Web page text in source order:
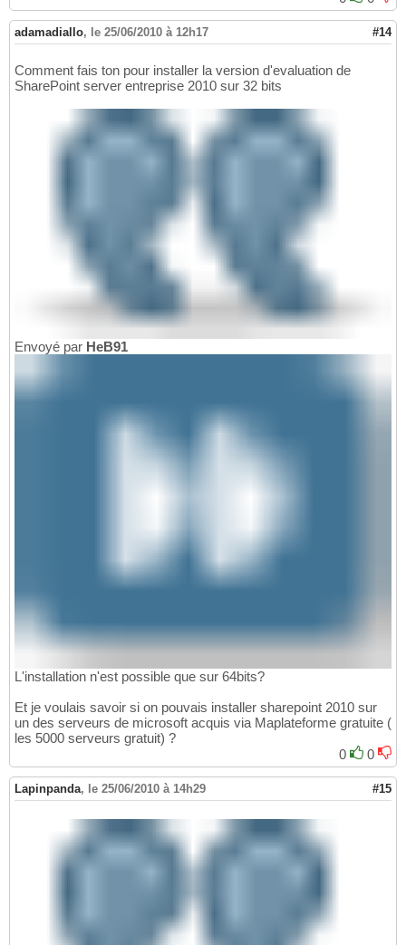
adamadiallo, le 25/06/2010 à 12h17 #14
Comment fais ton pour installer la version d'evaluation de
SharePoint server entreprise 2010 sur 32 bits
Envoyé par HeB91
L'installation n'est possible que sur 64bits?
Et je voulais savoir si on pouvais installer sharepoint 2010 sur
un des serveurs de microsoft acquis via Maplateforme gratuite (
les 5000 serveurs gratuit) ?
0
0
Lapinpanda, le 25/06/2010 à 14h29 #15